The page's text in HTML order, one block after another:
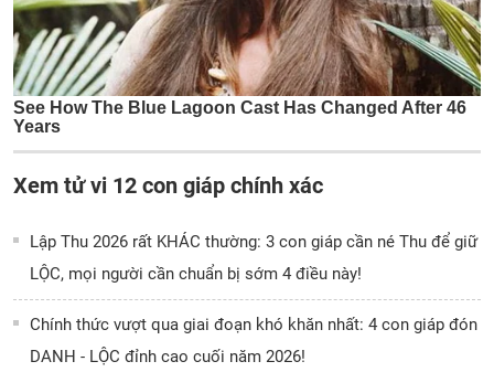
Xem tử vi 12 con giáp chính xác
Lập Thu 2026 rất KHÁC thường: 3 con giáp cần né Thu để giữ
LỘC, mọi người cần chuẩn bị sớm 4 điều này!
Chính thức vượt qua giai đoạn khó khăn nhất: 4 con giáp đón
DANH - LỘC đỉnh cao cuối năm 2026!